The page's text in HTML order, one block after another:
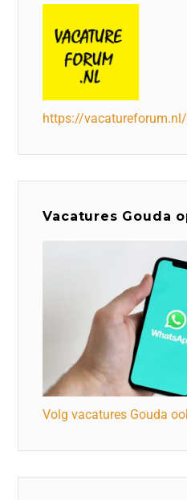
https://
Vacatures Gouda
Volg vacatures Gouda